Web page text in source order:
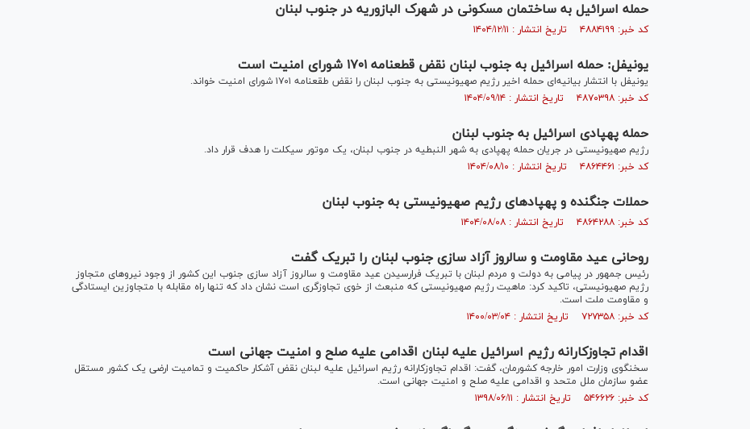
حمله اسرائیل به ساختمان مسکونی در شهرک البازوریه در جنوب لبنان
کد خبر: ۴۸۸۴۱۹۹ تاریخ انتشار : ۱۴۰۴/۱۲/۱۱
یونیفل: حمله اسرائیل به جنوب لبنان نقض قطعنامه ۱۷۰۱ شورای امنیت است
یونیفل با انتشار بیانیه‌ای حمله اخیر رژیم صهیونیستی به جنوب لبنان را نقض طقعنامه ۱۷۰۱ شورای امنیت خواند.
کد خبر: ۴۸۷۰۳۹۸ تاریخ انتشار : ۱۴۰۴/۰۹/۱۴
حمله پهپادی اسرائیل به جنوب لبنان
رژیم صهیونیستی در جریان حمله پهپادی به شهر النبطیه در جنوب لبنان، یک موتور سیکلت را هدف قرار داد.
کد خبر: ۴۸۶۴۴۶۱ تاریخ انتشار : ۱۴۰۴/۰۸/۱۰
حملات جنگنده و پهپاد‌های رژیم صهیونیستی به جنوب لبنان
کد خبر: ۴۸۶۴۲۸۸ تاریخ انتشار : ۱۴۰۴/۰۸/۰۸
روحانی عید مقاومت و سالروز آزاد سازی جنوب لبنان را تبریک گفت
رئیس جمهور در پیامی به دولت و مردم لبنان با تبریک فرارسیدن عید مقاومت و سالروز آزاد سازی جنوب این کشور از وجود نیرو‌های متجاوز
رژیم صهیونیستی، تاکید کرد: ماهیت رژیم صهیونیستی که منبعث از خوی تجاوزگری است نشان داد که تنها راه مقابله با متجاوزین ایستادگی
و مقاومت ملت است.
کد خبر: ۷۲۷۳۵۸ تاریخ انتشار : ۱۴۰۰/۰۳/۰۴
اقدام تجاوزکارانه رژیم اسرائیل علیه لبنان اقدامی علیه صلح و امنیت جهانی است
سخنگوی وزارت امور خارجه کشورمان، گفت: اقدام تجاوزکارانه رژیم اسرائیل علیه لبنان نقض آشکار حاکمیت و تمامیت ارضی یک کشور مستقل
عضو سازمان ملل متحد و اقدامی علیه صلح و امنیت جهانی است.
کد خبر: ۵۴۶۶۲۶ تاریخ انتشار : ۱۳۹۸/۰۶/۱۱